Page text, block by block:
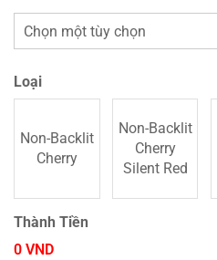
Loại
Non-Backlit
Cherry
Non-Backlit
Cherry
Silent Red
Thành Tiền
0 VND